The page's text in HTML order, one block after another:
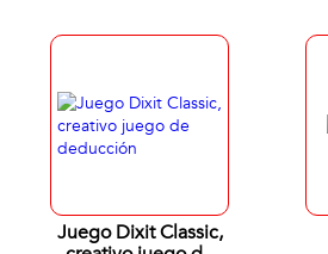
Juego Dixit Classic,